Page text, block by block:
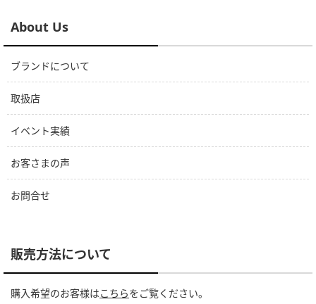
About Us
ブランドについて
取扱店
イベント実績
お客さまの声
お問合せ
販売方法について
購入希望のお客様はこちらをご覧ください。